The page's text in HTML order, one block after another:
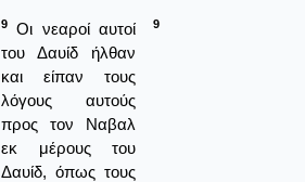
9
Οι νεαροί αυτοί
του Δαυίδ ήλθαν
και είπαν τους
λόγους αυτούς
προς τον Ναβαλ
εκ μέρους του
Δαυίδ, όπως τους
9